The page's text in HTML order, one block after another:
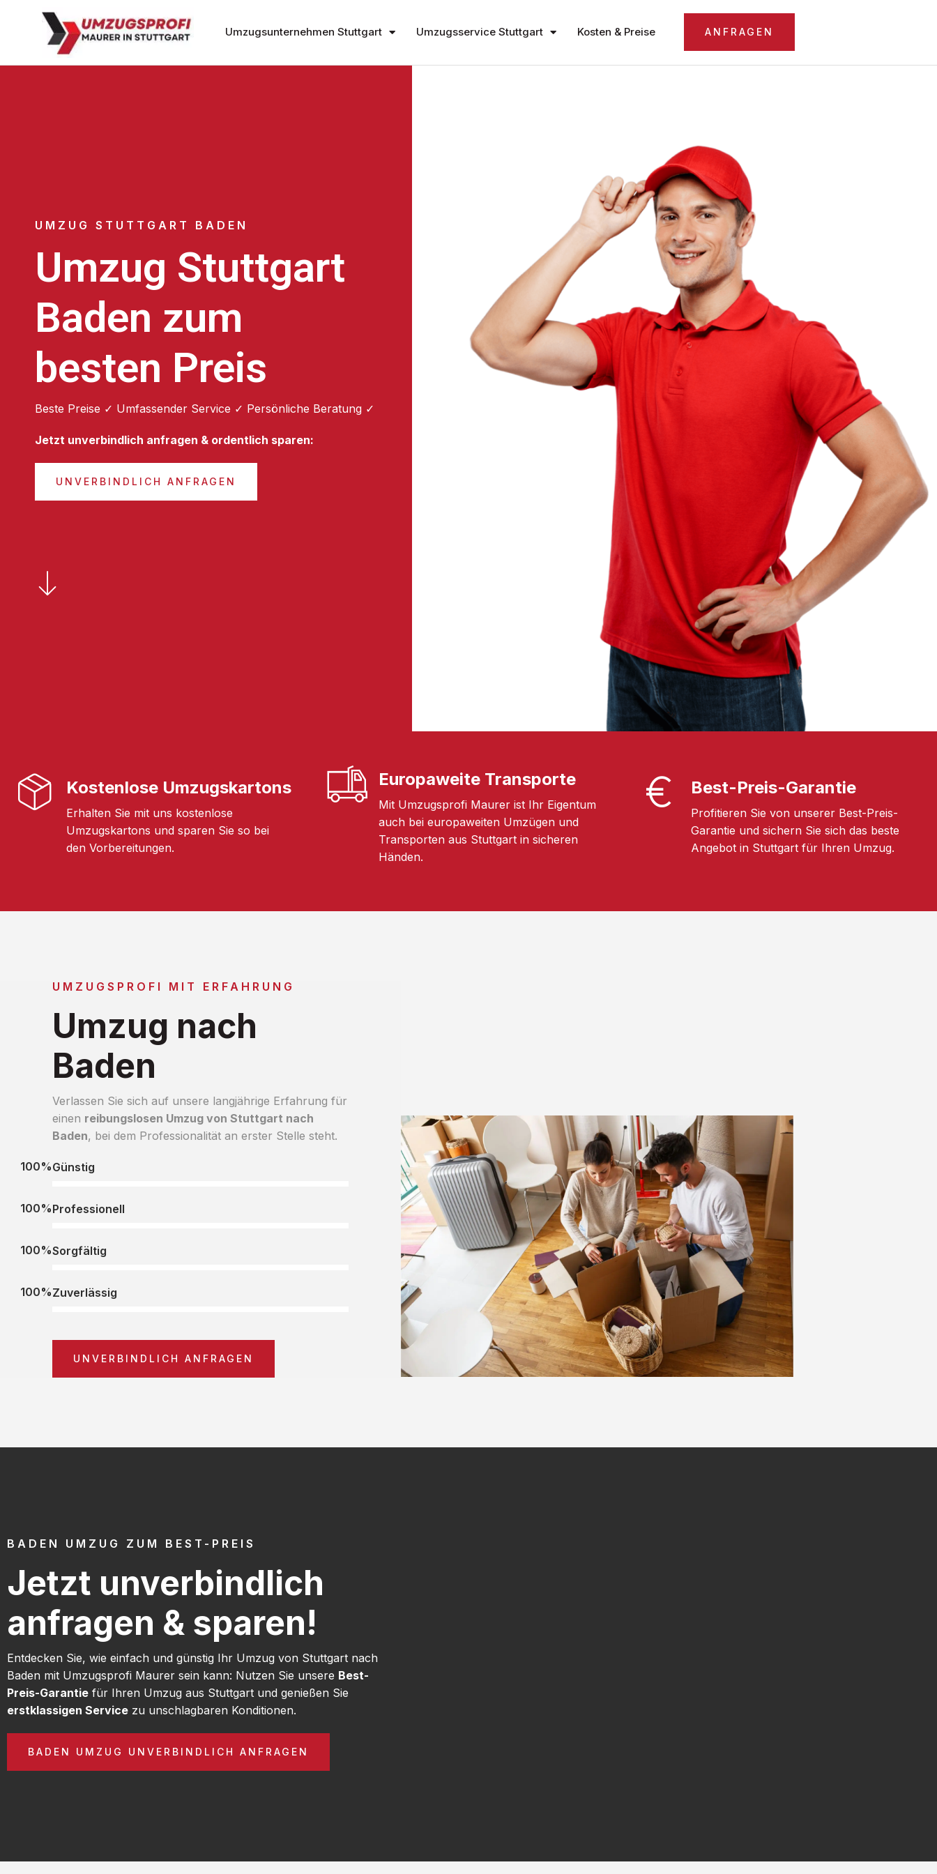
Umzugsunternehmen Stuttgart Umzugsservice Stuttgart Kosten & Preise ANFRAGEN
UMZUG STUTTGART BADEN
Umzug Stuttgart
Baden zum
besten Preis
Beste Preise ✓ Umfassender Service ✓ Persönliche Beratung ✓
Jetzt unverbindlich anfragen & ordentlich sparen:
UNVERBINDLICH ANFRAGEN
Kostenlose Umzugskartons
Erhalten Sie mit uns kostenlose
Umzugskartons und sparen Sie so bei
den Vorbereitungen.
Europaweite Transporte
Mit Umzugsprofi Maurer ist Ihr Eigentum
auch bei europaweiten Umzügen und
Transporten aus Stuttgart in sicheren
Händen.
Best-Preis-Garantie
Profitieren Sie von unserer Best-Preis-
Garantie und sichern Sie sich das beste
Angebot in Stuttgart für Ihren Umzug.
UMZUGSPROFI MIT ERFAHRUNG
Umzug nach
Baden
Verlassen Sie sich auf unsere langjährige Erfahrung für
einen reibungslosen Umzug von Stuttgart nach
Baden, bei dem Professionalität an erster Stelle steht.
Günstig
100%
Professionell
100%
Sorgfältig
100%
Zuverlässig
100%
UNVERBINDLICH ANFRAGEN
BADEN UMZUG ZUM BEST-PREIS
Jetzt unverbindlich
anfragen & sparen!
Entdecken Sie, wie einfach und günstig Ihr Umzug von Stuttgart nach
Baden mit Umzugsprofi Maurer sein kann: Nutzen Sie unsere Best-
Preis-Garantie für Ihren Umzug aus Stuttgart und genießen Sie
erstklassigen Service zu unschlagbaren Konditionen.
BADEN UMZUG UNVERBINDLICH ANFRAGEN